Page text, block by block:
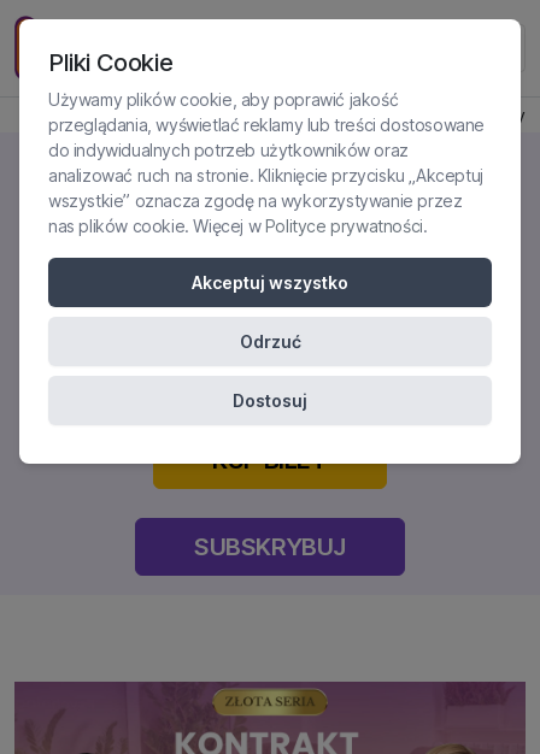
Produkt jest dostępny
KONTRAKT TERAPEUTYCZNY -
SESJA TERAPEUTYCZNA "NA
ŻYWO"
Certyfikowane szkolenie online
KUP BILET
SUBSKRYBUJ
Pliki Cookie
Używamy plików cookie, aby poprawić jakość
przeglądania, wyświetlać reklamy lub treści dostosowane
do indywidualnych potrzeb użytkowników oraz
analizować ruch na stronie. Kliknięcie przycisku „Akceptuj
wszystkie” oznacza zgodę na wykorzystywanie przez
nas plików cookie. Więcej wPolityce prywatności.
Akceptuj wszystko
Odrzuć
Dostosuj